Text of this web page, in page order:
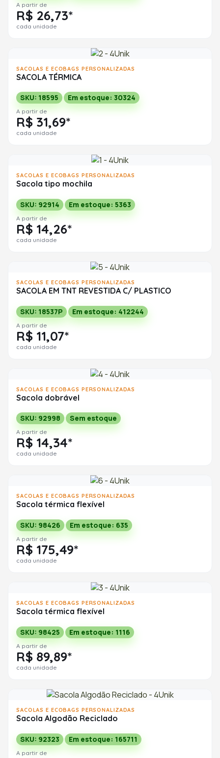
A partir de
R$ 26,73*
cada unidade
SACOLAS E ECOBAGS PERSONALIZADAS
SACOLA TÉRMICA
SKU: 18595 Em estoque: 30324
A partir de
R$ 31,69*
cada unidade
SACOLAS E ECOBAGS PERSONALIZADAS
Sacola tipo mochila
SKU: 92914 Em estoque: 5363
A partir de
R$ 14,26*
cada unidade
SACOLAS E ECOBAGS PERSONALIZADAS
SACOLA EM TNT REVESTIDA C/ PLASTICO
SKU: 18537P Em estoque: 412244
A partir de
R$ 11,07*
cada unidade
SACOLAS E ECOBAGS PERSONALIZADAS
Sacola dobrável
SKU: 92998 Sem estoque
A partir de
R$ 14,34*
cada unidade
SACOLAS E ECOBAGS PERSONALIZADAS
Sacola térmica flexível
SKU: 98426 Em estoque: 635
A partir de
R$ 175,49*
cada unidade
SACOLAS E ECOBAGS PERSONALIZADAS
Sacola térmica flexível
SKU: 98425 Em estoque: 1116
A partir de
R$ 89,89*
cada unidade
SACOLAS E ECOBAGS PERSONALIZADAS
Sacola Algodão Reciclado
SKU: 92323 Em estoque: 165711
A partir de